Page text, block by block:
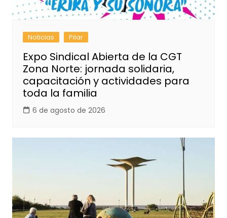
Noticias Pilar
Expo Sindical Abierta de la CGT
Zona Norte: jornada solidaria,
capacitación y actividades para
toda la familia
6 de agosto de 2026